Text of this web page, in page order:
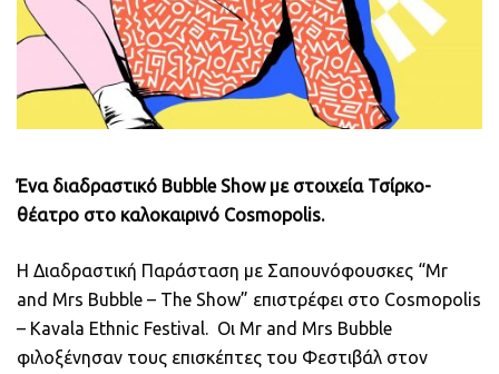
Ένα διαδραστικό Bubble Show με στοιχεία Τσίρκο-
θέατρο στο καλοκαιρινό Cosmopolis.
Η Διαδραστική Παράσταση με Σαπουνόφουσκες “Mr
and Mrs Bubble – The Show” επιστρέφει στο Cosmopolis
– Kavala Ethnic Festival. Οι Mr and Mrs Bubble
φιλοξένησαν τους επισκέπτες του Φεστιβάλ στον